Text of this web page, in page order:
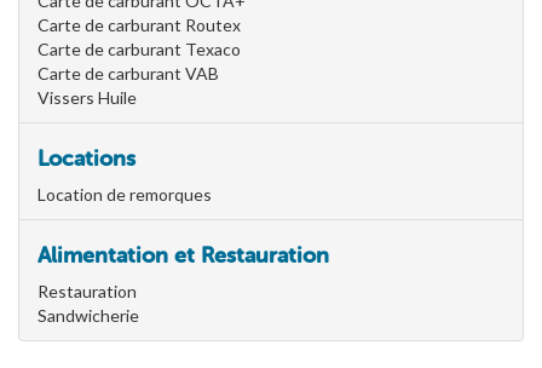
Carte de carburant Routex
Carte de carburant Texaco
Carte de carburant VAB
Vissers Huile
Locations
Location de remorques
Alimentation et Restauration
Restauration
Sandwicherie